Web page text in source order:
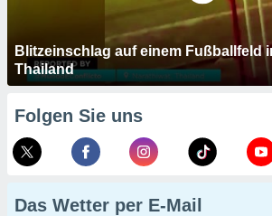
Blitzeinschlag auf einem Fußballfeld
Thailand
Folgen Sie uns
Das Wetter per E-Mail